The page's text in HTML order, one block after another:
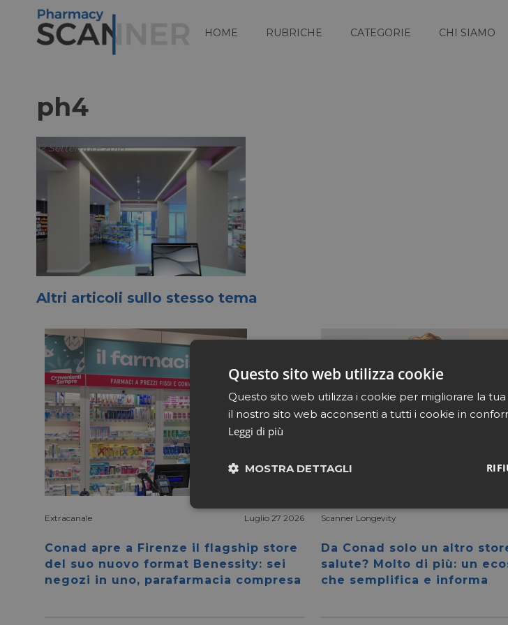
HOME RUBRICHE CATEGORIE CHI SIAMO
ph4
12 Settembre 2018
Altri articoli sullo stesso tema
Extracanale Luglio 27 2026
Conad apre a Firenze il flagship store
del suo nuovo format Benessity: sei
negozi in uno, parafarmacia compresa
Scanner Longevity
Da Conad solo un altro
salute? Molto di più: un
che semplifica e informa
Questo sito web utilizza cookie
Questo sito web utilizza i cookie per migliorare la
il nostro sito web acconsenti a tutti i cookie in
Leggi di più
MOSTRA DETTAGLI
Necessari Marketing